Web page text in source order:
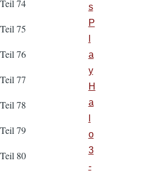
Teil 74
Teil 75
Teil 76
Teil 77
Teil 78
Teil 79
Teil 80
s
P
a
y
H
a
o
3
-